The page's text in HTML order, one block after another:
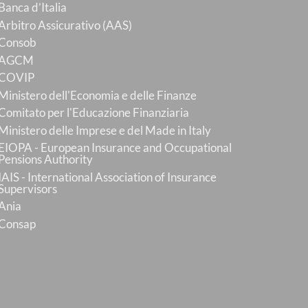
d’Italia
Assicurativo (AAS)
dell'Economia e delle Finanze
per l'Educazione Finanziaria
delle Imprese e del Made in Italy
- European Insurance and Occupational
Authority
IAIS - International Association of Insurance